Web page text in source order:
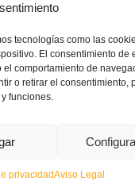
tecnologías como las
El consentimiento de
comportamiento de
o retirar el consentimiento,
funciones.
privacidadAviso Legal
el Curso.